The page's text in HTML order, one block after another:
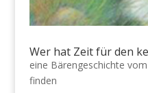
Wer hat Zeit für den
eine Bärengeschichte
finden